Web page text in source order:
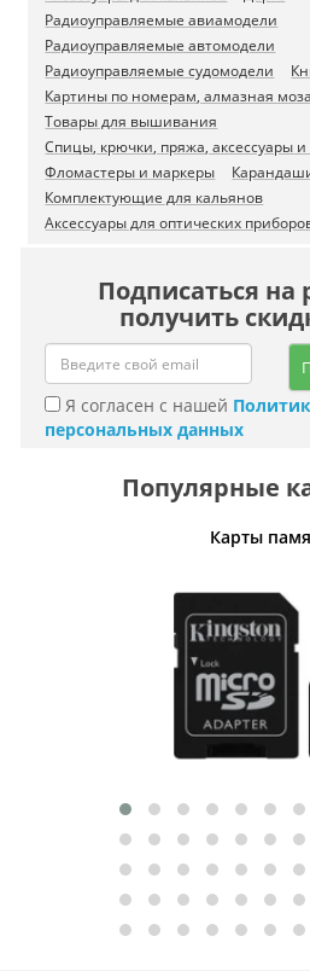
Радиоуправляемые авиамодели
Радиоуправляемые автомодели
Радиоуправляемые судомодели
Картины по номерам, алмазная
Товары для вышивания
Спицы, крючки, пряжа, аксессуары
Фломастеры и маркеры
Комплектующие для кальянов
Аксессуары для оптических
Подписаться на
получить
Я согласен с нашей
персональных данных
Популярные
Карты